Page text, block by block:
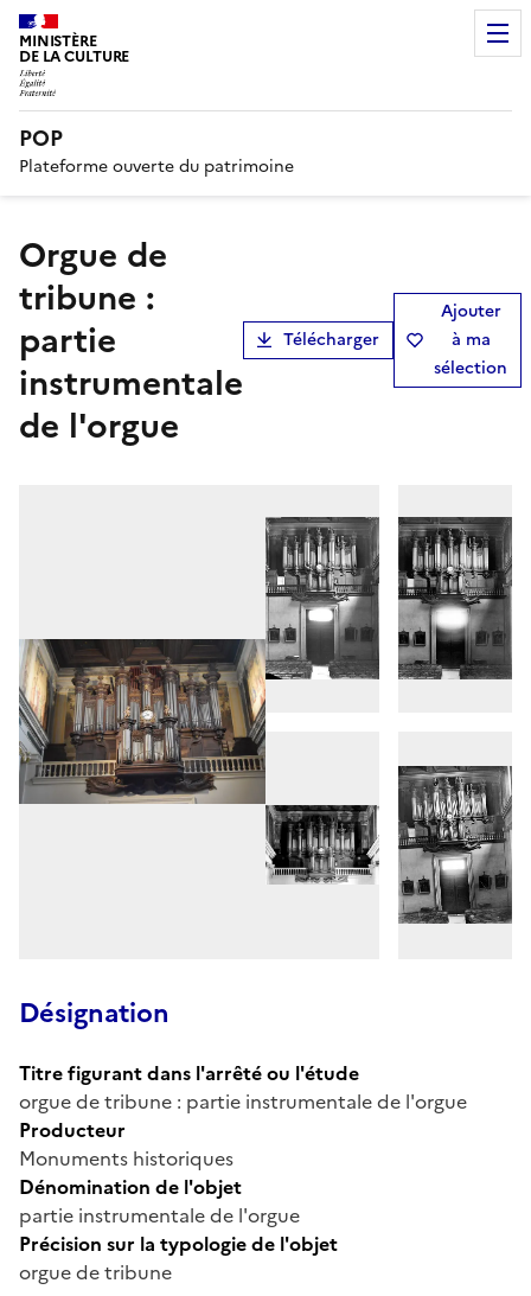
MINISTÈRE
DE LA CULTURE
POP
Plateforme ouverte du patrimoine
orgue de
tribune :
partie
instrumentale
de l'orgue
Télécharger
Ajouter
à ma
sélection
Désignation
Titre figurant dans l'arrêté ou l'étude
orgue de tribune : partie instrumentale de l'orgue
Producteur
Monuments historiques
Dénomination de l'objet
partie instrumentale de l'orgue
Précision sur la typologie de l'objet
orgue de tribune